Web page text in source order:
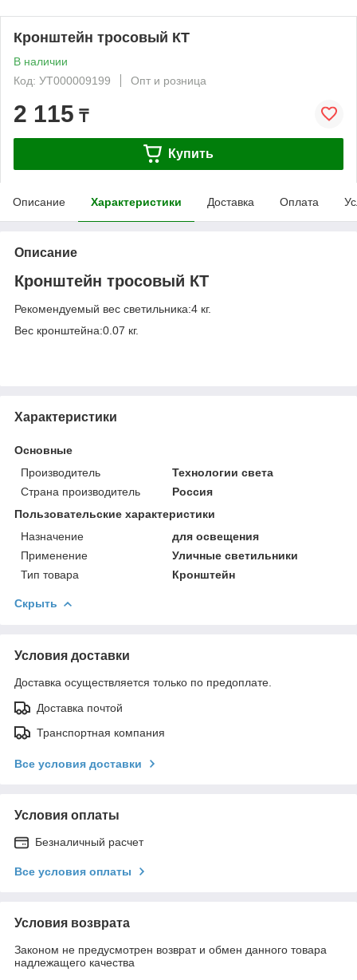
Кронштейн тросовый КТ
В наличии
Код: УТ000009199
Опт и розница
2 115 ₸
Купить
Описание Характеристики Доставка Оплата
Описание
Кронштейн тросовый КТ
Рекомендуемый вес светильника:4 кг.
Вес кронштейна:0.07 кг.
Характеристики
Основные
Производитель
Технологии света
Страна производитель
Россия
Пользовательские характеристики
Назначение
для освещения
Применение
Уличные светильники
Тип товара
Кронштейн
Скрыть
Условия доставки
Доставка осуществляется только по предоплате.
Доставка почтой
Транспортная компания
Все условия доставки
Условия оплаты
Безналичный расчет
Все условия оплаты
Условия возврата
Законом не предусмотрен возврат и обмен данного товара
надлежащего качества